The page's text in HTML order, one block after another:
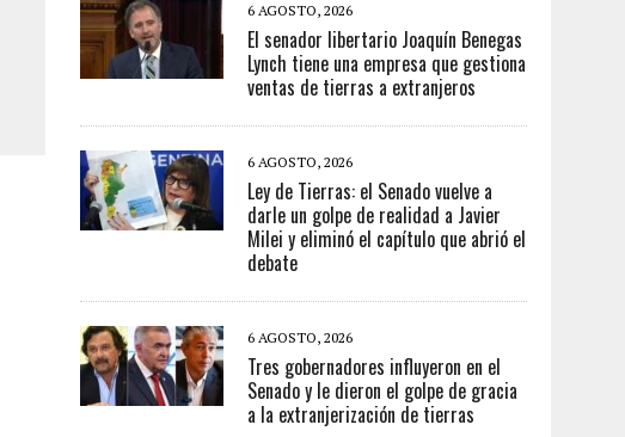
6 AGOSTO, 2026
El senador libertario Joaquín Benegas
Lynch tiene una empresa que gestiona
ventas de tierras a extranjeros
6 AGOSTO, 2026
Ley de Tierras: el Senado vuelve a
darle un golpe de realidad a Javier
Milei y eliminó el capítulo que abrió el
debate
6 AGOSTO, 2026
Tres gobernadores influyeron en el
Senado y le dieron el golpe de gracia
a la extranjerización de tierras